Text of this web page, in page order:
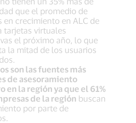
que el promedio de
en crecimiento en ALC de
tarjetas virtuales
el próximo año, lo que
la mitad de los usuarios
son las fuentes más
de asesoramiento
en la región ya que el 61%
de la región buscan
por parte de